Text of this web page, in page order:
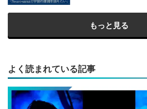
もっと見る
よく読まれている記事